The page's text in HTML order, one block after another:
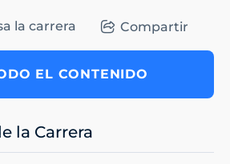
la carrera Compartir
EL CONTENIDO
la Carrera